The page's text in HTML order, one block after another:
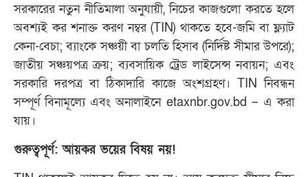
সরকারের নতুন নীতিমালা অনুযায়ী, নিচের কাজগুলো করতে হলে
অবশ্যই কর শনাক্ত করণ নম্বর (TIN) থাকতে হবে-জমি বা ফ্ল্যাট
কেনা-বেচা; ব্যাংকে সঞ্চয়ী বা চলতি হিসাব (নির্দিষ্ট সীমার উপরে);
জাতীয় সঞ্চয়পত্র ক্রয়; ব্যবসায়িক ট্রেড লাইসেন্স নবায়ন; এবং
সরকারি দরপত্র বা ঠিকাদারি কাজে অংশগ্রহণ। TIN নিবন্ধন
সম্পূর্ণ বিনামূল্যে এবং অনালাইনে etaxnbr.gov.bd – এ করা
যায়।
গুরুত্বপূর্ণ: আয়কর ভয়ের বিষয় নয়!